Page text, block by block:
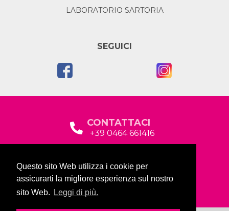
Questo sito Web utilizza i cookie per
assicurarti la migliore esperienza sul nostro
sito Web.
Leggi di più.
LABORATORIO SARTORIA
SEGUICI
CONTATTACI
+39 0464 661416
Via Baltera, 19
38066 Riva del Garda (TN)